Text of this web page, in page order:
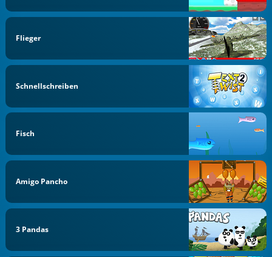
Flieger
Schnellschreiben
Fisch
Amigo Pancho
3 Pandas